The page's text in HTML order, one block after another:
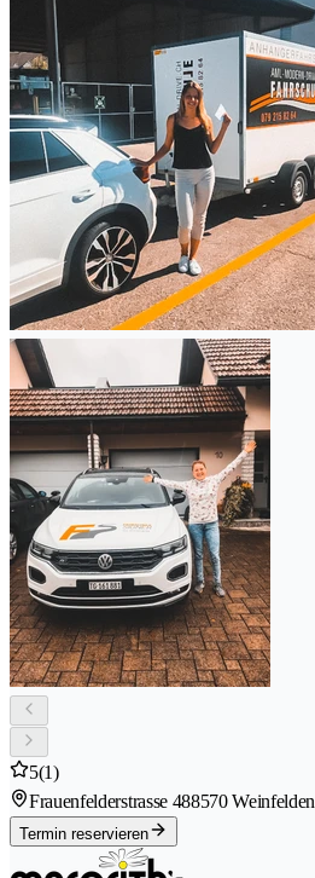
5(1)
Frauenfelderstrasse 488570 Weinfelden
Termin reservieren